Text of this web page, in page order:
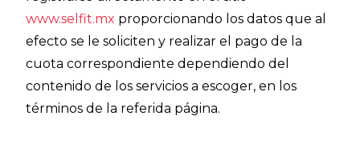
www.selfit.mx proporcionando los datos que al
efecto se le soliciten y realizar el pago de la
cuota correspondiente dependiendo del
contenido de los servicios a escoger, en los
términos de la referida página.